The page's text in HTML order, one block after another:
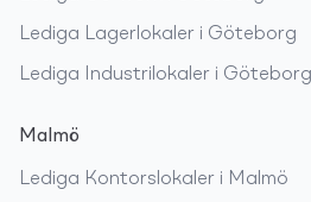
Lediga Lagerlokaler i Göteborg
Lediga Industrilokaler i Göteborg
Malmö
Lediga Kontorslokaler i Malmö